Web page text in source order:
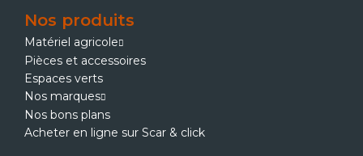
Nos produits
Matériel agricole
Pièces et accessoires
Espaces verts
Nos marques
Nos bons plans
Acheter en ligne sur Scar & click